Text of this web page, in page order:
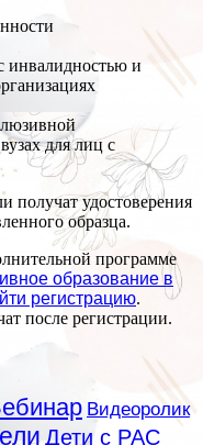
инвалидностью и
для лиц с
получат удостоверения
образца.
программе
образование в
регистрацию.
после регистрации.
Видеоролик
Дети с РАС